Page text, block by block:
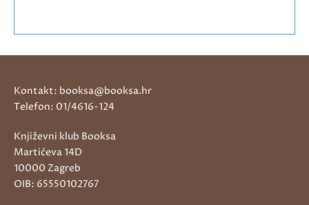
Kontakt: booksa@booksa.hr
Telefon: 01/4616-124
Književni klub Booksa
Martićeva 14D
10000 Zagreb
OIB: 65550102767